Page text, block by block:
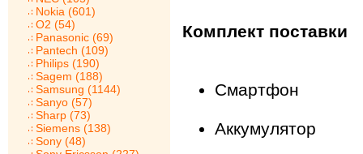
Nokia (601)
O2 (54)
Panasonic (69)
Pantech (109)
Philips (190)
Sagem (188)
Samsung (1144)
Sanyo (57)
Sharp (73)
Siemens (138)
Sony (48)
Комплект поставки
Смартфон
Аккумулятор